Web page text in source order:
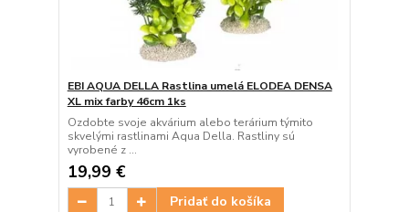
EBI AQUA DELLA Rastlina umelá ELODEA DENSA
XL mix farby 46cm 1ks
Ozdobte svoje akvárium alebo terárium týmito
skvelými rastlinami Aqua Della. Rastliny sú
vyrobené z ...
19,99 €
Pridať do košíka